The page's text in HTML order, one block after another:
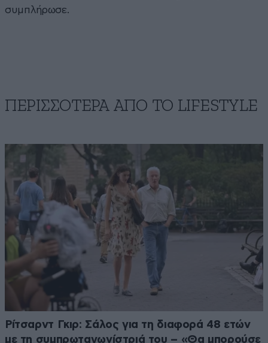
συμπλήρωσε.
ΠΕΡΙΣΣΟΤΕΡΑ ΑΠΟ ΤΟ LIFESTYLE
Ρίτσαρντ Γκιρ: Σάλος για τη διαφορά 48 ετών
με τη συμπρωταγωνίστριά του – «Θα μπορούσε